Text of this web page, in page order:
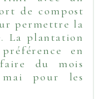
de compost
permettre la
La plantation
en
du mois
pour les